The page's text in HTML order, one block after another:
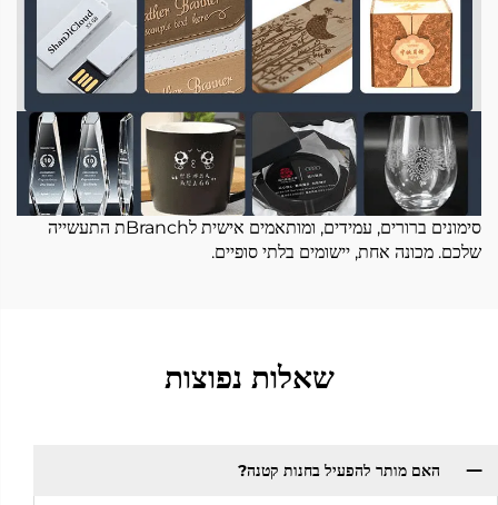
סימונים ברורים, עמידים, ומותאמים אישית לBranchת התעשייה
שלכם. מכונה אחת, יישומים בלתי סופיים.
שאלות נפוצות
האם מותר להפעיל בחנות קטנה? ​